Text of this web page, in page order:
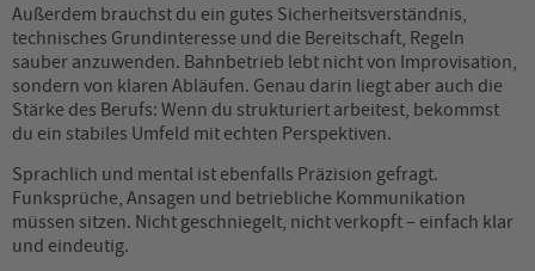
Außerdem brauchst du ein gutes Sicherheitsverständnis,
technisches Grundinteresse und die Bereitschaft, Regeln
sauber anzuwenden. Bahnbetrieb lebt nicht von Improvisation,
sondern von klaren Abläufen. Genau darin liegt aber auch die
Stärke des Berufs: Wenn du strukturiert arbeitest, bekommst
du ein stabiles Umfeld mit echten Perspektiven.
Sprachlich und mental ist ebenfalls Präzision gefragt.
Funksprüche, Ansagen und betriebliche Kommunikation
müssen sitzen. Nicht geschniegelt, nicht verkopft – einfach klar
und eindeutig.